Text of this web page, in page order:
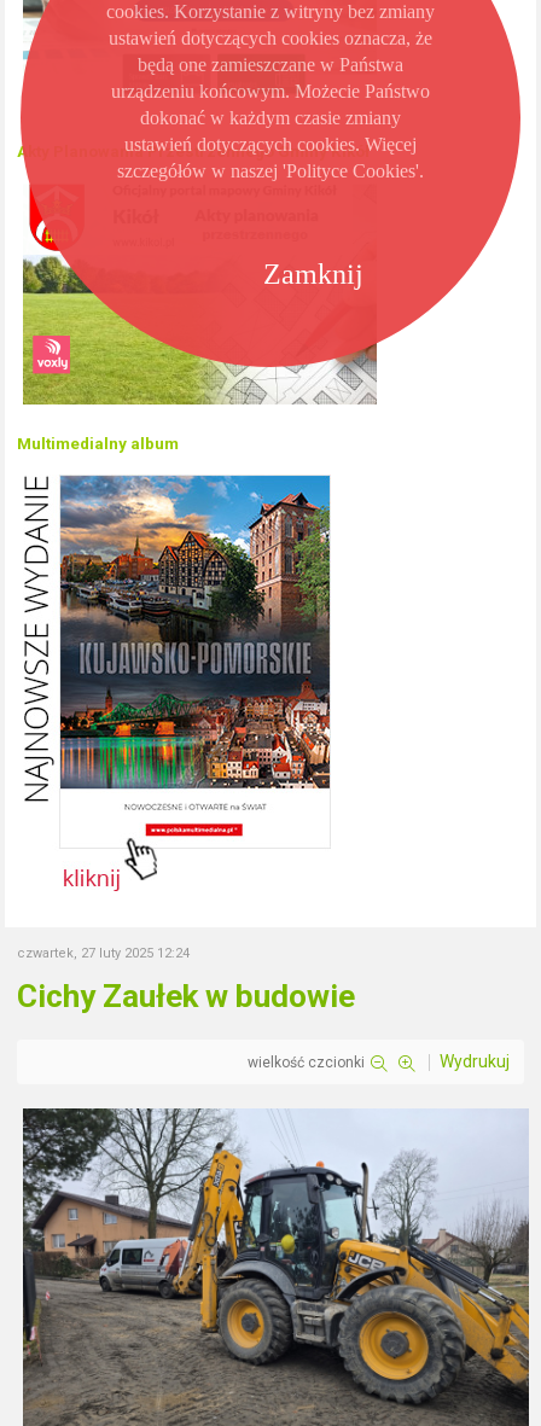
Akty Planowania Przestrzennego Gminy Kikół
Multimedialny album
czwartek, 27 luty 2025 12:24
Cichy Zaułek w budowie
wielkość czcionki Wydrukuj
Zamknij
cookies. Korzystanie z witryny bez zmiany
ustawień dotyczących cookies oznacza, że
będą one zamieszczane w Państwa
urządzeniu końcowym. Możecie Państwo
dokonać w każdym czasie zmiany
ustawień dotyczących cookies. Więcej
szczegółów w naszej 'Polityce Cookies'.